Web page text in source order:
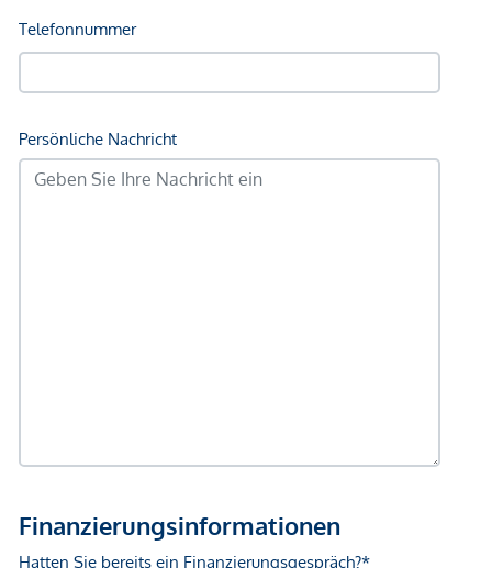
unverbindliche Vorabinformationen sind und daher ohne